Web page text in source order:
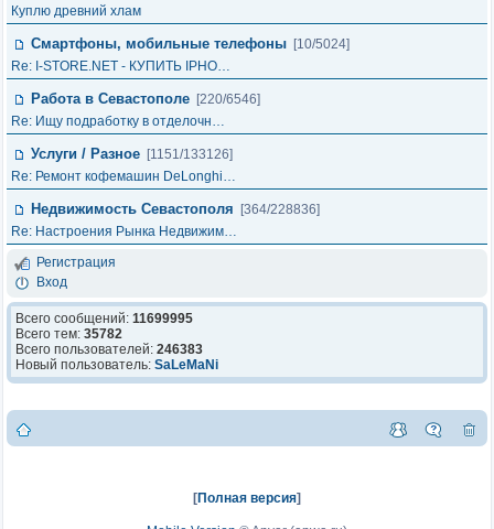
Куплю древний хлам
Смартфоны, мобильные телефоны [10/5024]
Re: I-STORE.NET - КУПИТЬ IPHO…
Работа в Севастополе [220/6546]
Re: Ищу подработку в отделочн…
Услуги / Разное [1151/133126]
Re: Ремонт кофемашин DeLonghi…
Недвижимость Севастополя
[364/228836]
Re: Настроения Рынка Недвижим…
Регистрация
Вход
Всего сообщений: 11699995
Всего тем: 35782
Всего пользователей: 246383
Новый пользователь: SaLeMaNi
[Полная версия]